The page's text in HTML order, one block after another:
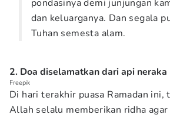
pondasinya demi junjungan
dan keluarganya. Dan segala
Tuhan semesta alam.
2. Doa diselamatkan dari api neraka
Freepik
Di hari terakhir puasa Ramadan ini,
Allah selalu memberikan ridha